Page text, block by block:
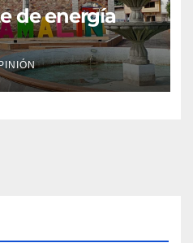
de energía